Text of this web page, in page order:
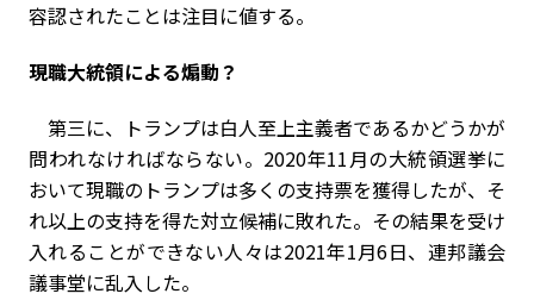
容認されたことは注目に値する。
現職大統領による煽動？
第三に、トランプは白人至上主義者であるかどうかが
問われなければならない。2020年11月の大統領選挙に
おいて現職のトランプは多くの支持票を獲得したが、そ
れ以上の支持を得た対立候補に敗れた。その結果を受け
入れることができない人々は2021年1月6日、連邦議会
議事堂に乱入した。